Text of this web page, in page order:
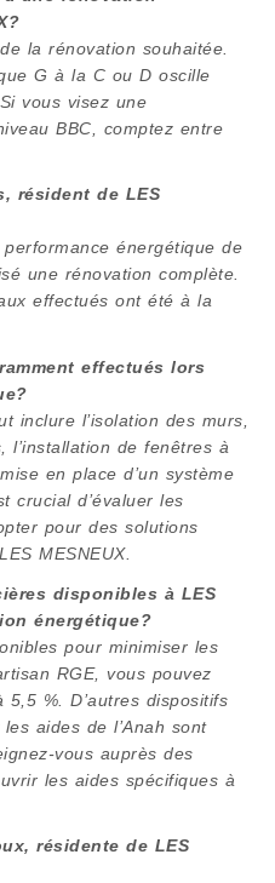
?
la rénovation souhaitée.
G à la C ou D oscille
vous visez une
BBC, comptez entre
résident de LES
énergétique de
une rénovation complète.
effectués ont été à la
effectués lors
inclure l’isolation des murs,
l’installation de fenêtres à
en place d’un système
crucial d’évaluer les
pour des solutions
LES MESNEUX.
disponibles à LES
énergétique?
pour minimiser les
RGE, vous pouvez
5,5 %. D’autres dispositifs
aides de l’Anah sont
vous auprès des
les aides spécifiques à
résidente de LES